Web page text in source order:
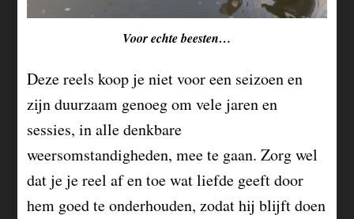
Voor echte beesten…
Deze reels koop je niet voor een seizoen en
zijn duurzaam genoeg om vele jaren en
sessies, in alle denkbare
weersomstandigheden, mee te gaan. Zorg wel
dat je je reel af en toe wat liefde geeft door
hem goed te onderhouden, zodat hij blijft doen